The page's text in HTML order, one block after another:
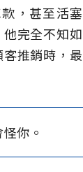
，甚至活塞
完全不知如
推銷時，最
你。